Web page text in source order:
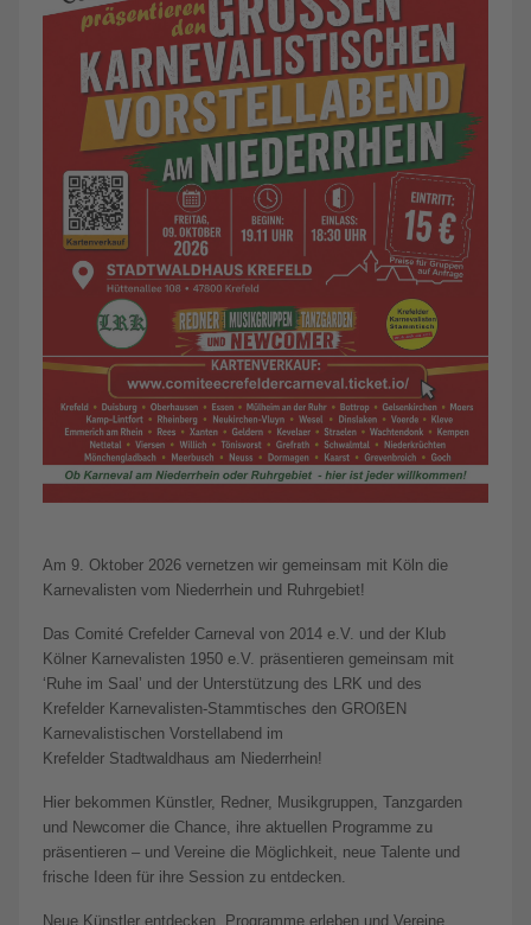
Am 9. Oktober 2026 vernetzen wir gemeinsam mit Köln die
Karnevalisten vom Niederrhein und Ruhrgebiet!
Das Comité Crefelder Carneval von 2014 e.V. und der Klub
Kölner Karnevalisten 1950 e.V. präsentieren gemeinsam mit
‘Ruhe im Saal’ und der Unterstützung des LRK und des
Krefelder Karnevalisten-Stammtisches den GROßEN
Karnevalistischen Vorstellabend im
Krefelder Stadtwaldhaus am Niederrhein!
Hier bekommen Künstler, Redner, Musikgruppen, Tanzgarden
und Newcomer die Chance, ihre aktuellen Programme zu
präsentieren – und Vereine die Möglichkeit, neue Talente und
frische Ideen für ihre Session zu entdecken.
Neue Künstler entdecken, Programme erleben und Vereine